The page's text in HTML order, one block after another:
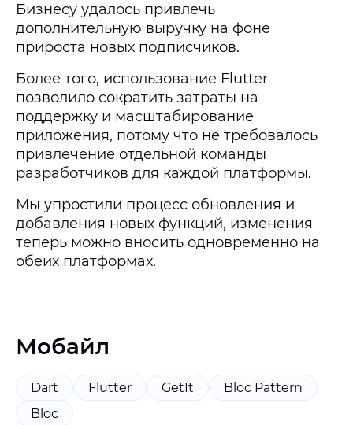
Бизнесу удалось привлечь
дополнительную выручку на фоне
прироста новых подписчиков.
Более того, использование Flutter
позволило сократить затраты на
поддержку и масштабирование
приложения, потому что не требовалось
привлечение отдельной команды
разработчиков для каждой платформы.
Мы упростили процесс обновления и
добавления новых функций, изменения
теперь можно вносить одновременно на
обеих платформах.
Мобайл
Dart Flutter GetIt
Bloc Pattern
Bloc